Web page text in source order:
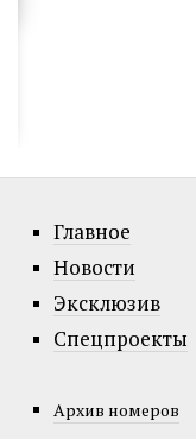
Главное
Новости
Эксклюзив
Спецпроекты
Архив номеров